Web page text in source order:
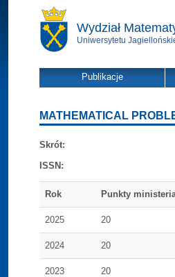
Wydział
Uniwersytetu
Publikacje
MATHEMATICAL
Skrót:
ISSN:
Rok Punkty
2025 20
2024 20
2023 20